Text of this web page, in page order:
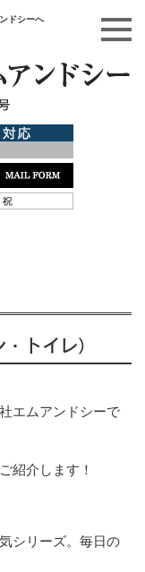
ドシーへ
トイレ）
エムアンドシーで
紹介します！
シリーズ。毎日の